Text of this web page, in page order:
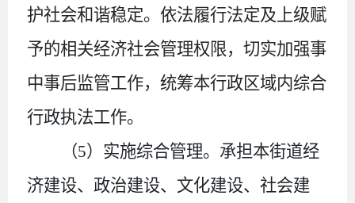
护社会和谐稳定。依法履行法定及上级赋
予的相关经济社会管理权限，切实加强事
中事后监管工作，统筹本行政区域内综合
行政执法工作。
（5） 实施综合管理。承担本街道经
济建设、政治建设、文化建设、社会建